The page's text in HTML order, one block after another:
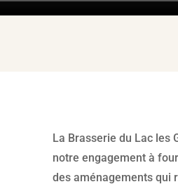
La Brasserie du Lac les
notre engagement à
des aménagements qui